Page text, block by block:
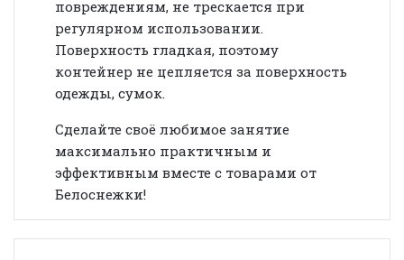
повреждениям, не трескается при
регулярном использовании.
Поверхность гладкая, поэтому
контейнер не цепляется за поверхность
одежды, сумок.
Сделайте своё любимое занятие
максимально практичным и
эффективным вместе с товарами от
Белоснежки!